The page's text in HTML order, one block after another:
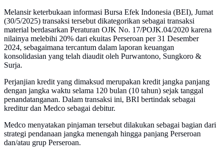
Melansir keterbukaan informasi Bursa Efek Indonesia (BEI), Jumat
(30/5/2025) transaksi tersebut dikategorikan sebagai transaksi
material berdasarkan Peraturan OJK No. 17/POJK.04/2020 karena
nilainya melebihi 20% dari ekuitas Perseroan per 31 Desember
2024, sebagaimana tercantum dalam laporan keuangan
konsolidasian yang telah diaudit oleh Purwantono, Sungkoro &
Surja.
Perjanjian kredit yang dimaksud merupakan kredit jangka panjang
dengan jangka waktu selama 120 bulan (10 tahun) sejak tanggal
penandatanganan. Dalam transaksi ini, BRI bertindak sebagai
kreditur dan Medco sebagai debitur.
Medco menyatakan pinjaman tersebut dilakukan sebagai bagian dari
strategi pendanaan jangka menengah hingga panjang Perseroan
dan/atau grup Perseroan.